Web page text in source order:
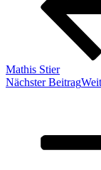
Mathis Stier
Nächster Beitrag